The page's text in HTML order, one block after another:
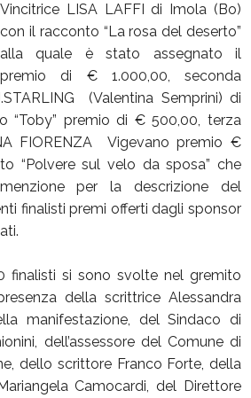
Vincitrice LISA LAFFI di Imola (Bo)
con il racconto “La rosa del deserto”
alla quale è stato assegnato il
premio di € 1.000,00, seconda
(Valentina Semprini) di
“Toby” premio di € 500,00, terza
FIORENZA Vigevano premio €
“Polvere sul velo da sposa” che
per la descrizione del
finalisti premi offerti dagli sponsor
finalisti si sono svolte nel gremito
della scrittrice Alessandra
manifestazione, del Sindaco di
dell’assessore del Comune di
dello scrittore Franco Forte, della
Camocardi, del Direttore